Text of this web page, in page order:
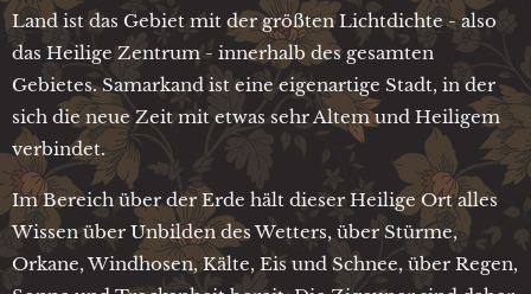
Land ist das Gebiet mit der größten Lichtdichte - also
das Heilige Zentrum - innerhalb des gesamten
Gebietes. Samarkand ist eine eigenartige Stadt, in der
sich die neue Zeit mit etwas sehr Altem und Heiligem
verbindet.
Im Bereich über der Erde hält dieser Heilige Ort alles
Wissen über Unbilden des Wetters, über Stürme,
Orkane, Windhosen, Kälte, Eis und Schnee, über Regen,